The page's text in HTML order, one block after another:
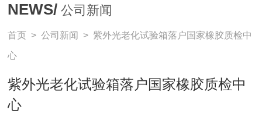
NEWS/ 公司新闻
首页 >公司新闻 > 紫外光老化试验箱落户国家橡胶质检中
心
紫外光老化试验箱落户国家橡胶质检中
心